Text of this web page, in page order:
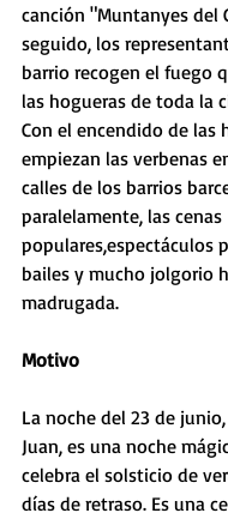
canción "Muntanyes del
seguido, los
barrio recogen el fuego
las hogueras de toda la
Con el encendido de las
empiezan las verbenas
calles de los barrios
paralelamente, las cenas
populares,espectáculos
bailes y mucho jolgorio
madrugada.
Motivo
La noche del 23 de
Juan, es una noche
celebra el solsticio de
días de retraso. Es una